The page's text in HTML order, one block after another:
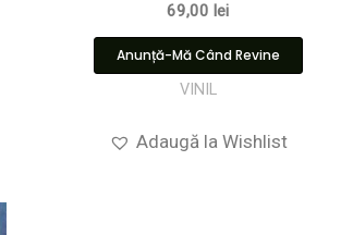
69,00 lei
Anunță-Mă Când Revine
VINIL
Adaugă la Wishlist